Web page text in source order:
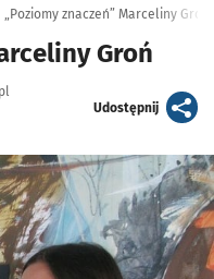
„Poziomy znaczeń” Marceliny Groń
Groń
Udostępnijartykuł